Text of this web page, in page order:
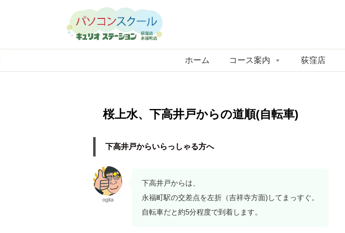
ホーム コース案内 荻窪店
桜上水、下高井戸からの道順(自転車)
下高井戸からいらっしゃる方へ
ogita
下高井戸からは、
永福町駅の交差点を左折（吉祥寺方面)してまっすぐ。
自転車だと約5分程度で到着します。